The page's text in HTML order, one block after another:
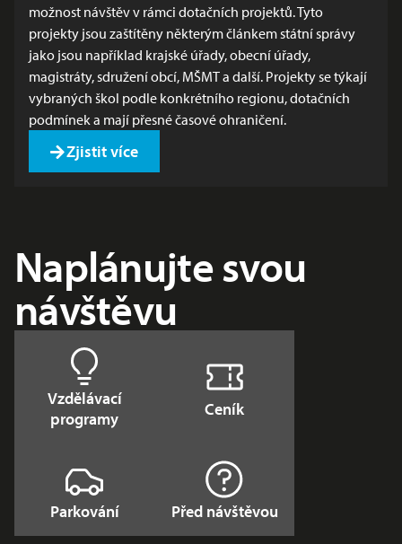
možnost návštěv v rámci dotačních projektů. Tyto
projekty jsou zaštítěny některým článkem státní správy
jako jsou například krajské úřady, obecní úřady,
magistráty, sdružení obcí, MŠMT a další. Projekty se týkají
vybraných škol podle konkrétního regionu, dotačních
podmínek a mají přesné časové ohraničení.
Zjistit více
Naplánujte svou
návštěvu
Vzdělávací
programy
Ceník
Parkování Před návštěvou